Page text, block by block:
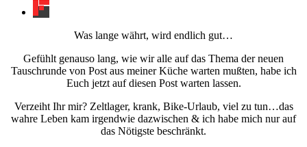
Was lange währt, wird endlich gut…
Gefühlt genauso lang, wie wir alle auf das Thema der neuen
Tauschrunde von Post aus meiner Küche warten mußten, habe ich
Euch jetzt auf diesen Post warten lassen.
Verzeiht Ihr mir? Zeltlager, krank, Bike-Urlaub, viel zu tun…das
wahre Leben kam irgendwie dazwischen & ich habe mich nur auf
das Nötigste beschränkt.